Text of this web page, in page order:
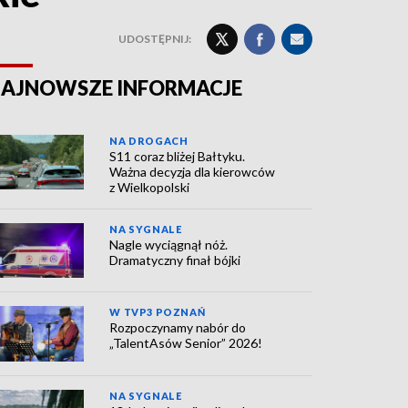
UDOSTĘPNIJ:
INFORMACJE
NA DROGACH
S11 coraz bliżej Bałtyku.
Ważna decyzja dla kierowców
z Wielkopolski
NA SYGNALE
Nagle wyciągnął nóż.
Dramatyczny finał bójki
W TVP3 POZNAŃ
Rozpoczynamy nabór do
„TalentAsów Senior” 2026!
NA SYGNALE